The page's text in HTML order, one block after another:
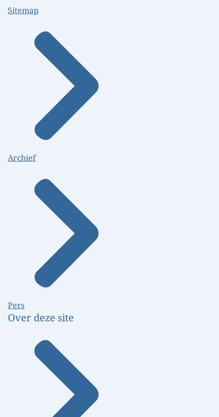
Sitemap
Archief
Pers
Over deze site